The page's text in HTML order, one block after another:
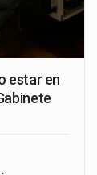
estar en